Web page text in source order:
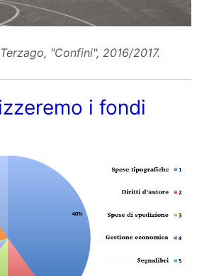
"Confini", 2016/2017.
i fondi